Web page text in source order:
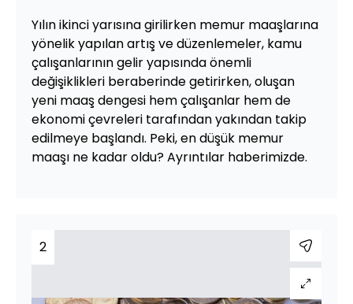
Yılın ikinci yarısına girilirken memur maaşlarına
yönelik yapılan artış ve düzenlemeler, kamu
çalışanlarının gelir yapısında önemli
değişiklikleri beraberinde getirirken, oluşan
yeni maaş dengesi hem çalışanlar hem de
ekonomi çevreleri tarafından yakından takip
edilmeye başlandı. Peki, en düşük memur
maaşı ne kadar oldu? Ayrıntılar haberimizde.
2